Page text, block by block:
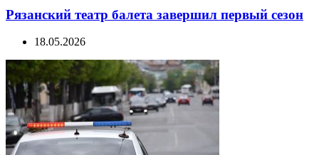
Рязанский театр балета завершил первый сезон
18.05.2026